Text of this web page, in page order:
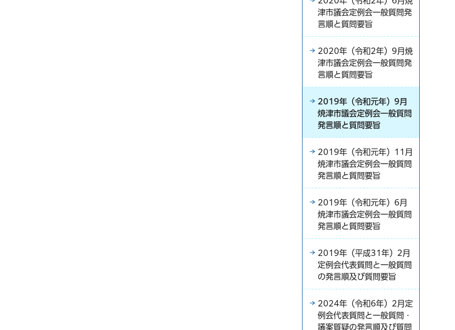
津市議会定例会一般質問発
言順と質問要旨
2020年（令和2年）9月焼
津市議会定例会一般質問発
言順と質問要旨
2019年（令和元年）9月
焼津市議会定例会一般質問
発言順と質問要旨
2019年（令和元年）11月
焼津市議会定例会一般質問
発言順と質問要旨
2019年（令和元年）6月
焼津市議会定例会一般質問
発言順と質問要旨
2019年（平成31年）2月
定例会代表質問と一般質問
の発言順及び質問要旨
2024年（令和6年）2月定
例会代表質問と一般質問・
議案質疑の発言順及び質問